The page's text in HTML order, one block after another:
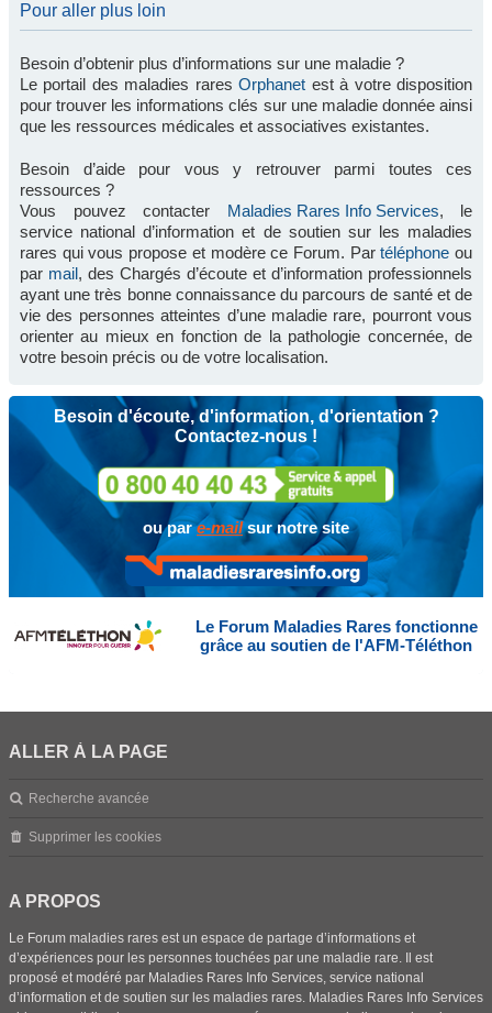
Pour aller plus loin
Besoin d’obtenir plus d’informations sur une maladie ?
Le portail des maladies raresOrphanet est à votre disposition
pour trouver les informations clés sur une maladie donnée ainsi
que les ressources médicales et associatives existantes.
Besoin d’aide pour vous y retrouver parmi toutes ces
ressources ?
Vous pouvez contacter Maladies Rares Info Services, le
service national d’information et de soutien sur les maladies
rares qui vous propose et modère ce Forum. Partéléphone ou
par mail, des Chargés d’écoute et d’information professionnels
ayant une très bonne connaissance du parcours de santé et de
vie des personnes atteintes d’une maladie rare, pourront vous
orienter au mieux en fonction de la pathologie concernée, de
votre besoin précis ou de votre localisation.
Besoin d'écoute, d'information, d'orientation ?
Contactez-nous !
ou pare-mailsur notre site
Le Forum Maladies Rares fonctionne
grâce au soutien de l'AFM-Téléthon
ALLER À LA PAGE
Recherche avancée
Supprimer les cookies
A PROPOS
Le Forum maladies rares est un espace de partage d’informations et
d’expériences pour les personnes touchées par une maladie rare. Il est
proposé et modéré par Maladies Rares Info Services, service national
d’information et de soutien sur les maladies rares. Maladies Rares Info Services